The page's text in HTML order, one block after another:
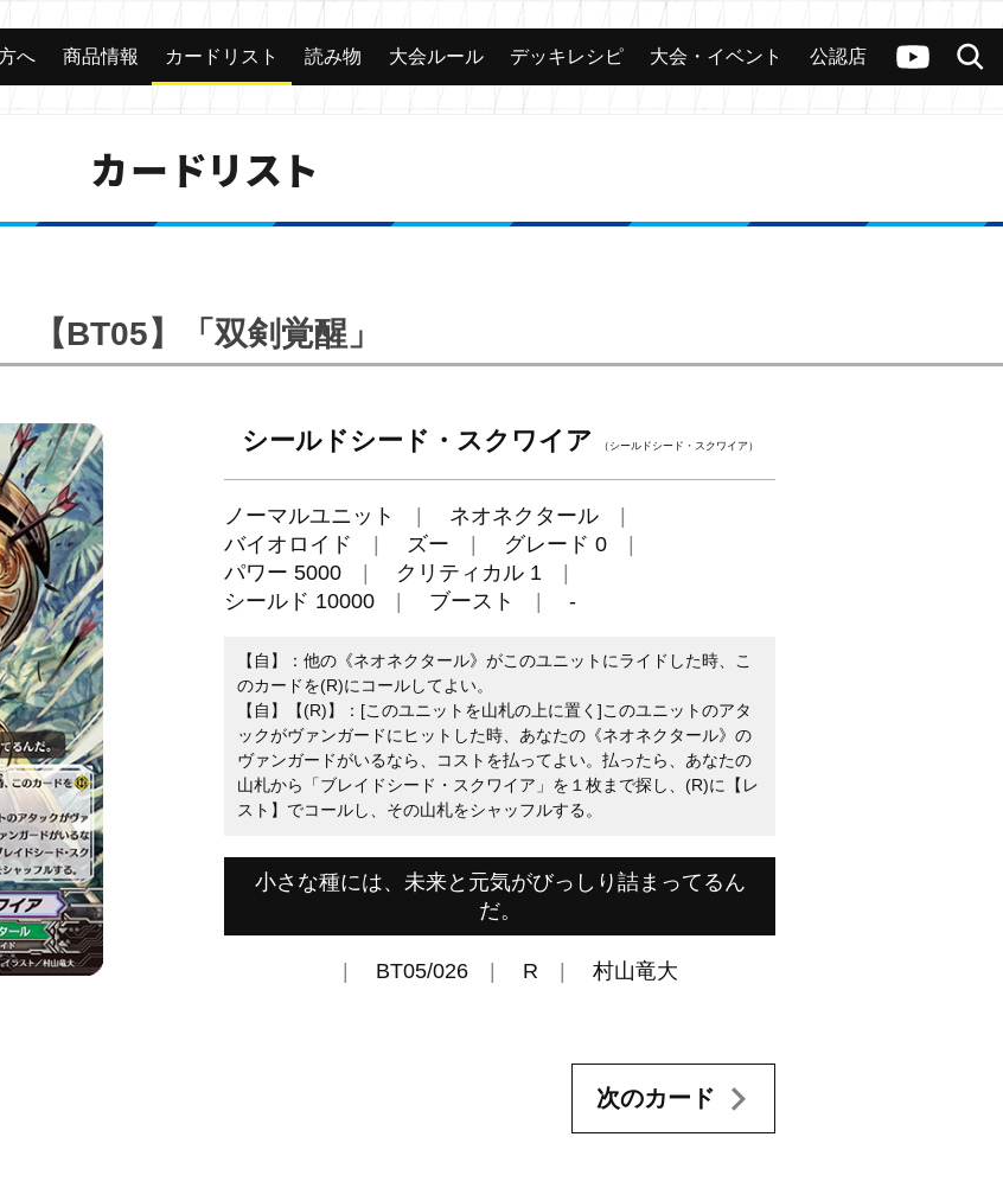
ヴァンガードch
検索
カード 大会 公認店舗 その他
へ 商品情報 カードリスト 読み物 大会ルール デッキレシピ 大会・イベント 公認店
カードリスト
【BT05】「双剣覚醒」
シールドシード・スクワイア （シールドシード・スクワイア）
ノーマルユニット
ネオネクタール
バイオロイド
ズー
グレード 0
パワー 5000
クリティカル 1
シールド 10000
ブースト -
【自】：他の《ネオネクタール》がこのユニットにライドした時、こ
のカードを(R)にコールしてよい。
【自】【(R)】：[このユニットを山札の上に置く]このユニットのアタ
ックがヴァンガードにヒットした時、あなたの《ネオネクタール》の
ヴァンガードがいるなら、コストを払ってよい。払ったら、あなたの
山札から「ブレイドシード・スクワイア」を１枚まで探し、(R)に【レ
スト】でコールし、その山札をシャッフルする。
小さな種には、未来と元気がびっしり詰まってるん
だ。
BT05/026 R 村山竜大
次のカード